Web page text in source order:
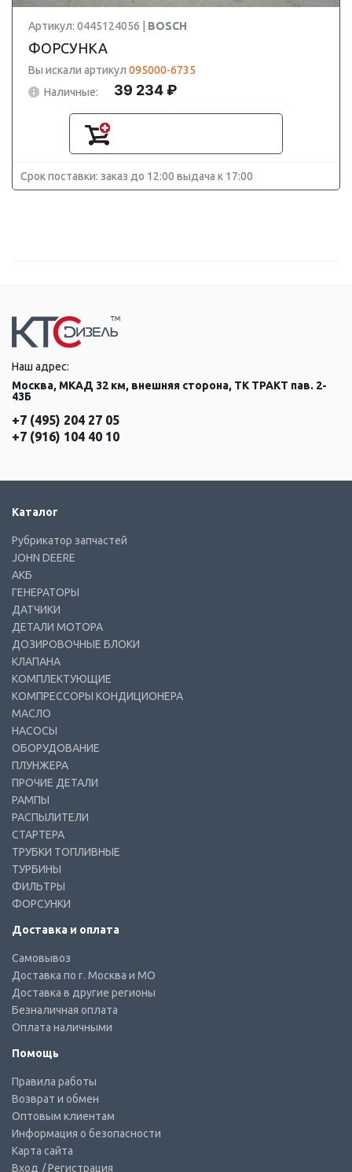
Артикул: 0445124056 | BOSCH
ФОРСУНКА
Вы искали артикул 095000-6735
Наличные:
39 234 ₽
Срок поставки: заказ до 12:00 выдача к 17:00
Наш адрес:
Москва, МКАД 32 км, внешняя сторона, ТК ТРАКТ пав. 2-
43Б
+7 (495) 204 27 05
+7 (916) 104 40 10
Каталог
Рубрикатор запчастей
JOHN DEERE
АКБ
ГЕНЕРАТОРЫ
ДАТЧИКИ
ДЕТАЛИ МОТОРА
ДОЗИРОВОЧНЫЕ БЛОКИ
КЛАПАНА
КОМПЛЕКТУЮЩИЕ
КОМПРЕССОРЫ КОНДИЦИОНЕРА
МАСЛО
НАСОСЫ
ОБОРУДОВАНИЕ
ПЛУНЖЕРА
ПРОЧИЕ ДЕТАЛИ
РАМПЫ
РАСПЫЛИТЕЛИ
СТАРТЕРА
ТРУБКИ ТОПЛИВНЫЕ
ТУРБИНЫ
ФИЛЬТРЫ
ФОРСУНКИ
Доставка и оплата
Самовывоз
Доставка по г. Москва и МО
Доставка в другие регионы
Безналичная оплата
Оплата наличными
Помощь
Правила работы
Возврат и обмен
Оптовым клиентам
Информация о безопасности
Карта сайта
Вход / Регистрация